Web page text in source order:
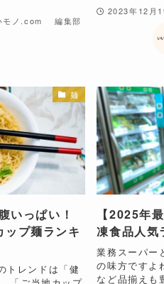
モノ.com 編集部
2023年12月
麺
いっぱい！
ップ麺ランキ
トレンドは「健
【2025年
凍食品人気
業務スーパー
の味方ですよ
など品揃えも